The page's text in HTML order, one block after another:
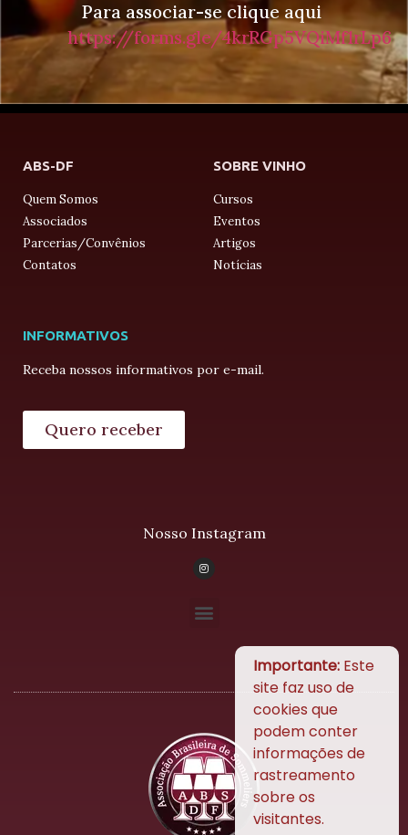
Para associar-se clique aqui
https://forms.gle/4krRGp5VQiMf1rLp6
ABS-DF
Quem Somos
Associados
Parcerias/Convênios
Contatos
SOBRE VINHO
Cursos
Eventos
Artigos
Notícias
INFORMATIVOS
Receba nossos informativos por e-mail.
Quero receber
Nosso Instagram
Importante: Este
site faz uso de
cookies que
podem conter
informações de
rastreamento
sobre os
visitantes.